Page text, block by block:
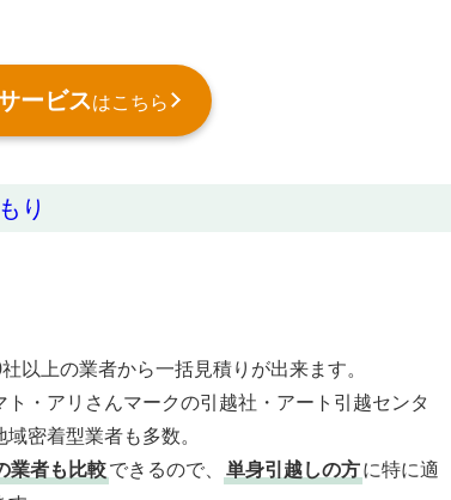
ービスはこちら
り
以上の業者から一括見積りが出来ます。
・アリさんマークの引越社・アート引越センタ
密着型業者も多数。
業者も比較できるので、 単身引越しの方に特に適